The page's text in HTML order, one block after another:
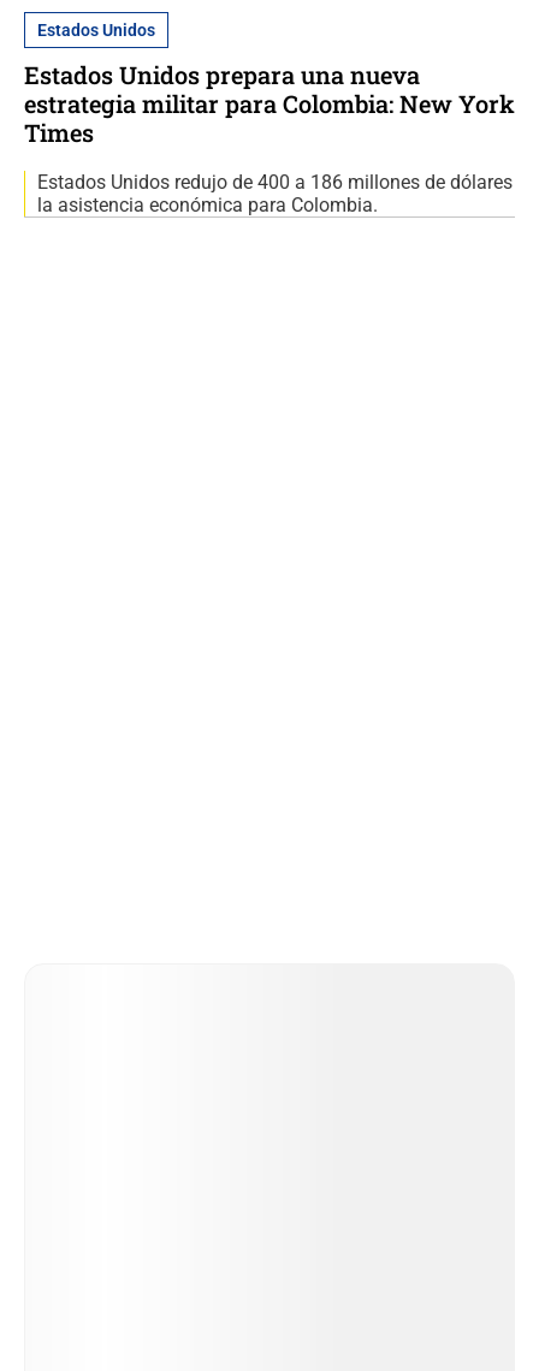
Estados Unidos
Estados Unidos prepara una nueva
estrategia militar para Colombia: New York
Times
Estados Unidos redujo de 400 a 186 millones de dólares
la asistencia económica para Colombia.